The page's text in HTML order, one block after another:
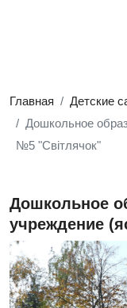
Главная Детские
Дошкольное
№5 "Світлячок"
Дошкольное
учреждение